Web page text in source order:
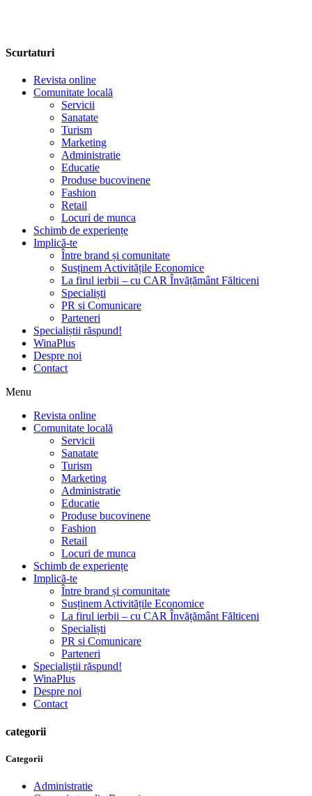
Scurtaturi
Revista online
Comunitate locală
Servicii
Sanatate
Turism
Marketing
Administratie
Educatie
Produse bucovinene
Fashion
Retail
Locuri de munca
Schimb de experiențe
Implică-te
Între brand și comunitate
Susținem Activitățile Economice
La firul ierbii – cu CAR Învățământ Fălticeni
Specialiști
PR si Comunicare
Parteneri
Specialiștii răspund!
WinaPlus
Despre noi
Contact
Menu
Revista online
Comunitate locală
Servicii
Sanatate
Turism
Marketing
Administratie
Educatie
Produse bucovinene
Fashion
Retail
Locuri de munca
Schimb de experiențe
Implică-te
Între brand și comunitate
Susținem Activitățile Economice
La firul ierbii – cu CAR Învățământ Fălticeni
Specialiști
PR si Comunicare
Parteneri
Specialiștii răspund!
WinaPlus
Despre noi
Contact
categorii
Categorii
Administratie